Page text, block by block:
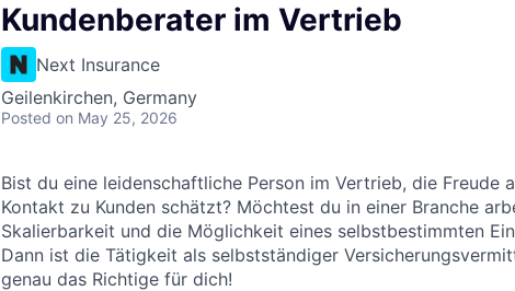
Kundenberater im Vertrieb
Next Insurance
Geilenkirchen, Germany
Posted on May 25, 2026
Bist du eine leidenschaftliche Person im Vertrieb, die Freude
Kontakt zu Kunden schätzt? Möchtest du in einer Branche
Skalierbarkeit und die Möglichkeit eines selbstbestimmten
Dann ist die Tätigkeit als selbstständiger
genau das Richtige für dich!